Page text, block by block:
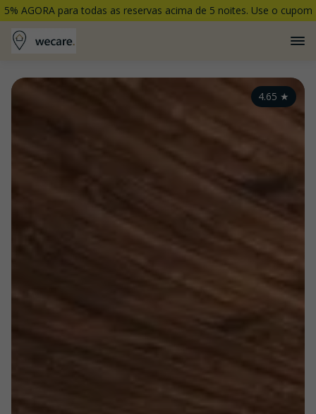
5% AGORA para todas as reservas acima de 5 noites. Use o cupom
4.65 ★